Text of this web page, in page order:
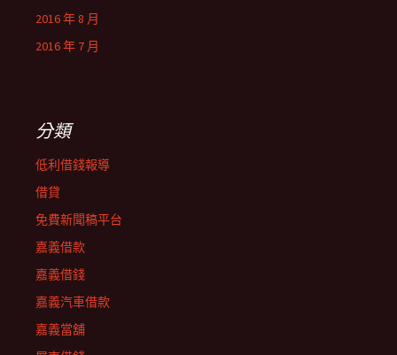
2016 年 8 月
2016 年 7 月
分類
低利借錢報導
借貸
免費新聞稿平台
嘉義借款
嘉義借錢
嘉義汽車借款
嘉義當舖